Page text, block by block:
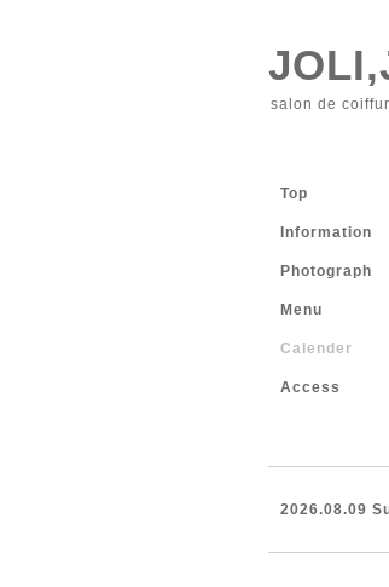
salon de
Top
Information
Photograph
Menu
Calender
Access
2026.08.09